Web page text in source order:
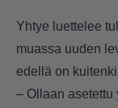
Yhtye luettelee
muassa uuden
edellä on
– Ollaan asetettu